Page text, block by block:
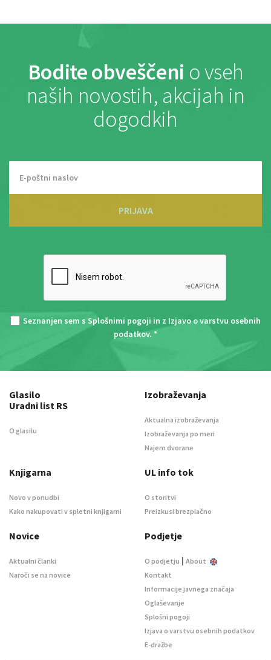
Bodite obveščeni o vseh
naših novostih, akcijah in
dogodkih
PRIJAVA
Seznanjen sem s Splošnimi pogoji in z Izjavo o varstvu osebnih
podatkov. *
Glasilo
Uradni list RS
O glasilu
Izobraževanja
Aktualna izobraževanja
Izobraževanja po meri
Najem dvorane
Knjigarna
Novo v ponudbi
Kako nakupovati v spletni knjigarni
UL info tok
O storitvi
Preizkusi brezplačno
Novice
Aktualni članki
Naroči se na novice
Podjetje
O podjetju | About
Kontakt
Informacije javnega značaja
Oglaševanje
Splošni pogoji
Izjava o varstvu osebnih podatkov
E-dražbe